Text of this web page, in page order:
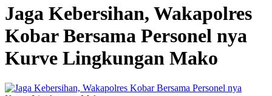
Jaga Kebersihan, Wakapolres
Kobar Bersama Personel nya
Kurve Lingkungan Mako